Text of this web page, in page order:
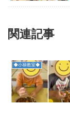
関連記事
◆小禄教室◆